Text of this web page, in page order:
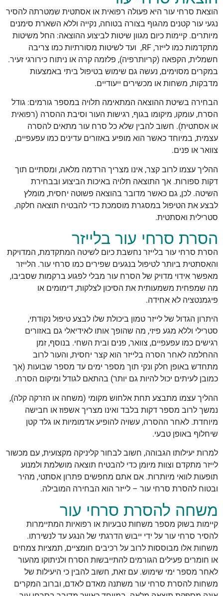
הוצאת סרחי עור היא פעולה רפואית או אסתטית שמטרתה להסיר
נגעי עור קטנים מהגוף בצורה בטוחה, נקייה וללא השארת סימנים
מיותרים. קיימות כיום מגוון שיטות לביצוע ההוצאה: החל משיטות
מתקדמות כמו לייזר, RF, ועד לשיטות מסורתיות כמו צריבה
חשמלית, הקפאה (קריותרפיה), פלזמה קרה או ניתוח כירורגי זעיר.
במקרים מסוימים, נעשה גם שימוש בטיפול ביתי באמצעות
מדבקות, משחות או מכשירים ייעודיים.
הבחירה בשיטת ההוצאה המתאימה תלויה במספר גורמים: גודל
הסרח, עומקו, מיקומו בגוף, רגישות העור וסיבת ההסרה (רפואית
או אסתטית). חשוב להבין שלא כל סרח עור מתאים להסרה
עצמית, במיוחד כאשר הוא מופיע באזורים עדינים כמו עפעפיים,
צוואר או פנים.
ההליך עצמו לרוב קצר, אינו מצריך הרדמה מלאה, ומסתיים תוך
דקות ספורות. אך התוצאה תלויה באיכות הביצוע ובבחירת
השיטה. לכן, גם כאשר מדובר בהוצאה פשוטה יחסית, מומלץ
לבצע את הטיפול במסגרת מוסמכת כדי להבטיח תוצאה חלקה,
סטרילית ואסתטית.
הסרת סרחי עור בלייזר
הסרת סרחי עור בלייזר נחשבת כיום לשיטה המתקדמת, המדויקת
והאסתטית ביותר לטיפול בנגעים שפירים כמו סרחי עור. הלייזר
מאפשר אידוי מדויק של הסרח עור מבלי לפגוע ברקמות שסביבו,
מה שמפחית משמעותית את הסיכון לצלקות, דימומים או
פיגמנטציה לא אחידה.
היתרון הגדול של לייזר טמון ביכולת שלו לבצע טיפול נקודתי,
סטרילי וללא מגע פיזי, מה שהופך אותו לאידיאלי גם באזורים
רגישים כמו עפעפיים, צוואר, פנים ובית השחי. בנוסף, זמן
ההחלמה לאחר הסרה בלייזר הוא קצר יחסית, והעור לרוב
מתחדש באופן חלק ונקי תוך מספר ימים עד מספר שבועות (אך
כמובן לעיתים יכול להיות גם יותר) בהתאם לגודל ומיקום הסרח.
ההליך עצמו מתבצע תחת אלחוש מקומי (משחה או הזרקה קלה),
נמשך לרוב מספר דקות בלבד ואינו מצריך אשפוז או חבישה
מיוחדת. לאחר ההסרה, עשויה להופיע אדמומיות או גלד קטן
שיחלוף באופן טבעי.
למרות יעילותו הגבוהה, חשוב לבחור קליניקה מקצועית, עם מכשור
לייזר מתקדם וצוות מיומן כדי להבטיח תוצאה מושלמת ולמנוע
תופעות לוואי מיותרות. אם אתם מחפשים פתרון אסתטי, מהיר
ובטוח להסרת סרחי עור – לייזר הוא הבחירה המובילה.
משחה להסרת סרחי עור
קיימות בשוק מספר משחות טבעיות או רפואיות המתיימרות
להסיר סרחי עור על ידי ייבוש הדרגתי של הנגע עד לנשירתו.
משחות אלו מבוססות לרוב על רכיבים חומציים, תמציות צמחים
או חומרים פעילים הגורמים להתייבשות הסרח ולניתוקו מהעור
לאחר מספר ימי שימוש. עם זאת, חשוב להבין כי היעילות של
משחות להסרת סרחי עור משתנה מאדם לאדם, וברוב המקרים